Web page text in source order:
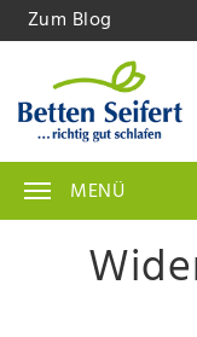
Zum Blog
MENÜ